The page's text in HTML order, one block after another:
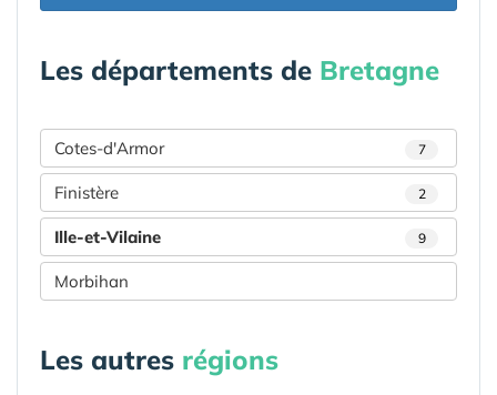
Les départements de Bretagne
Cotes-d'Armor 7
Finistère 2
Ille-et-Vilaine 9
Morbihan
Les autres régions